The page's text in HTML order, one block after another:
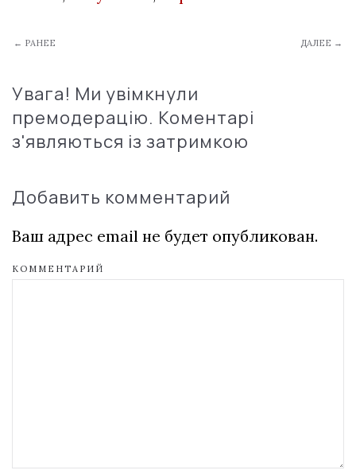
← РАНЕЕ ДАЛЕЕ →
Увага! Ми увімкнули
премодерацію. Коментарі
з'являються із затримкою
Добавить комментарий
Ваш адрес email не будет опубликован.
КОММЕНТАРИЙ